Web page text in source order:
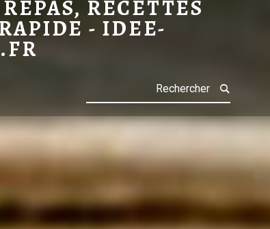
RECETTES
- IDEE-
DE TERRE POULET